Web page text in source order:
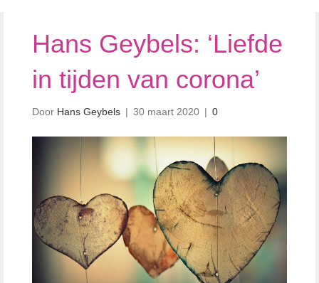
Hans Geybels: ‘Liefde
in tijden van corona’
Door Hans Geybels | 30 maart 2020 | 0